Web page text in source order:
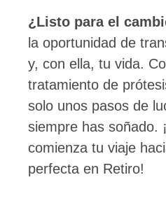
¿Listo para el
la oportunidad de
y, con ella, tu vida.
tratamiento de
solo unos pasos de
siempre has soñado.
comienza tu viaje
perfecta en Retiro!